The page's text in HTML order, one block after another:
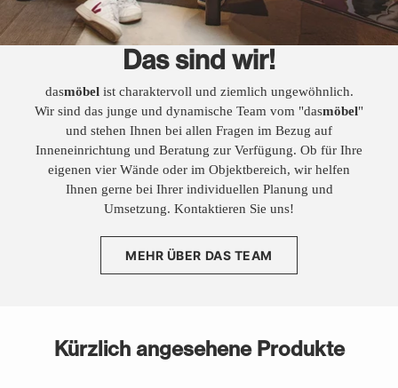
Das sind wir!
dasmöbelist charaktervoll und ziemlich ungewöhnlich.
Wir sind das junge und dynamische Team vom "dasmöbel"
und stehen Ihnen bei allen Fragen im Bezug auf
Inneneinrichtung und Beratung zur Verfügung. Ob für Ihre
eigenen vier Wände oder im Objektbereich, wir helfen
Ihnen gerne bei Ihrer individuellen Planung und
Umsetzung. Kontaktieren Sie uns!
MEHR ÜBER DAS TEAM
Kürzlich angesehene Produkte